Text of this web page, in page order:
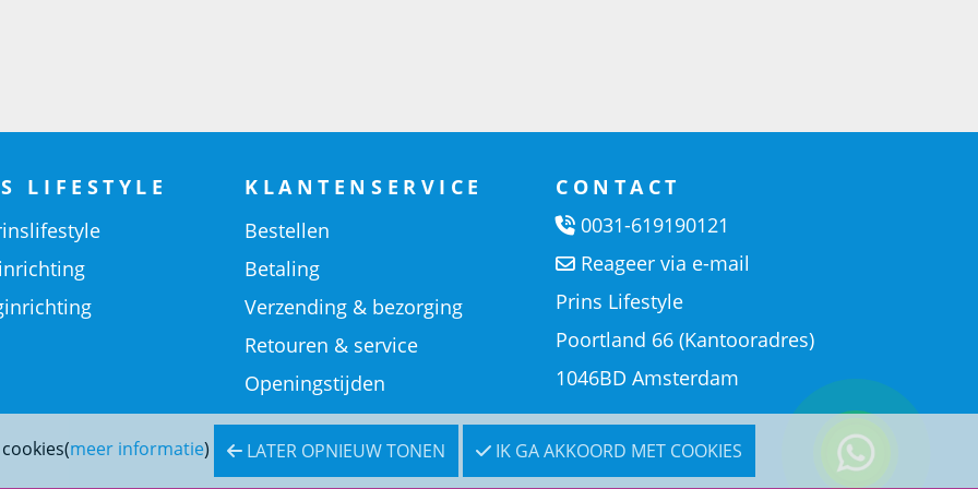
meer informatie) LATER OPNIEUW TONEN IK GA AKKOORD MET COOKIES
LIFESTYLE KLANTENSERVICE
Bestellen
Betaling
Verzending & bezorging
Retouren & service
Openingstijden
CONTACT
0031-619190121
Reageer via e-mail
Prins Lifestyle
Poortland 66 (Kantooradres)
1046BD Amsterdam